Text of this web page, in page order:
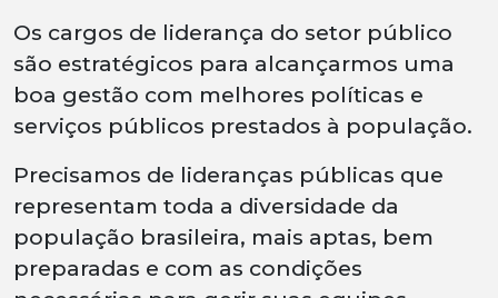
Os cargos de liderança do setor público
são estratégicos para alcançarmos uma
boa gestão com melhores políticas e
serviços públicos prestados à população.
Precisamos de lideranças públicas que
representam toda a diversidade da
população brasileira, mais aptas, bem
preparadas e com as condições